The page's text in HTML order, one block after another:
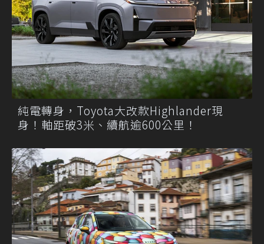
純電轉身，Toyota大改款Highlander現
身！軸距破3米、續航逾600公里！